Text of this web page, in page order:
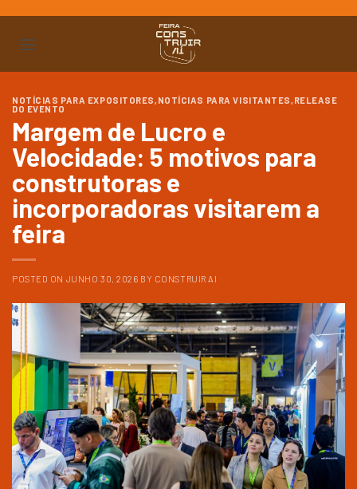
para
NOTÍCIAS PARA EXPOSITORES, NOTÍCIAS PARA VISITANTES, RELEASE
DO EVENTO
Margem de Lucro e
Velocidade: 5 motivos para
construtoras e
incorporadoras visitarem a
feira
POSTED ON JUNHO 30, 2026 BY CONSTRUIR AI